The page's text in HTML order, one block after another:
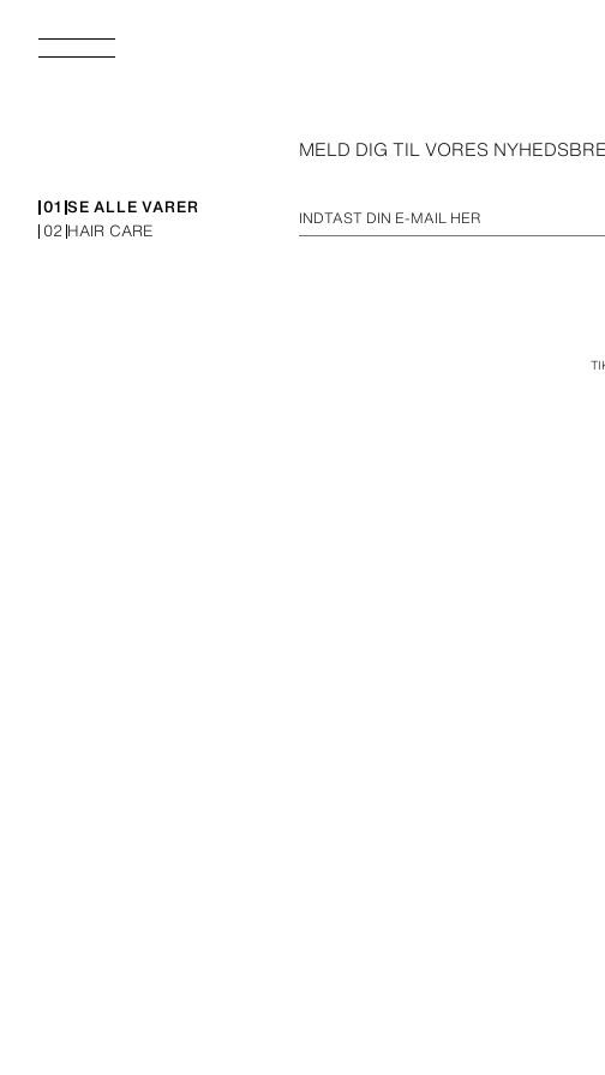
01 SE ALLE VARER
02 HAIR CARE
MELD DIG TIL VORES
INDTAST DIN E-MAIL HER